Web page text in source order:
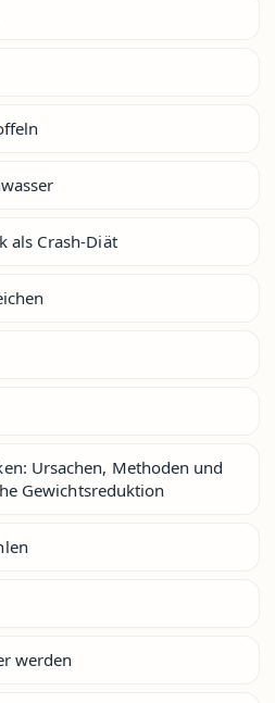
als Crash-Diät
Ursachen, Methoden und
Gewichtsreduktion
werden